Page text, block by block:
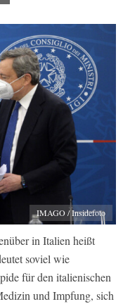
IMAGO / Insidefoto
in Italien heißt
soviel wie
für den italienischen
und Impfung, sich